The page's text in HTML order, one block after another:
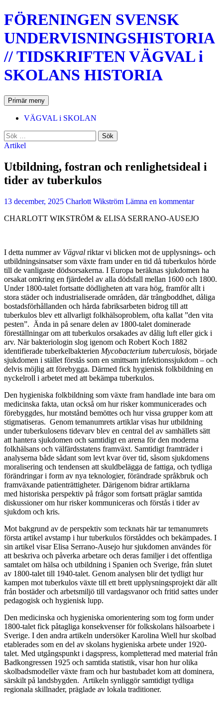
Hoppa
till
innehåll
FÖRENINGEN SVENSK
UNDERVISNINGSHISTORIA
// TIDSKRIFTEN VÄGVAL i
SKOLANS HISTORIA
SökPrimär meny
VÄGVAL i SKOLAN
Sök
efter:
Artikel
Utbildning, fostran och renlighetsideal i
tider av tuberkulos
13 december, 2025 Charlott Wikström Lämna en kommentar
CHARLOTT WIKSTRÖM & ELISA SERRANO-AUSEJO
I detta nummer av Vägval riktar vi blicken mot de upplysnings- och
utbildningsinsatser som växte fram under en tid då tuberkulos hörde
till de vanligaste dödsorsakerna. I Europa beräknas sjukdomen ha
orsakat omkring en fjärdedel av alla dödsfall mellan 1600 och 1800.
Under 1800-talet fortsatte dödligheten att vara hög, framför allt i
stora städer och industrialiserade områden, där trångboddhet, dåliga
bostadsförhållanden och hårda fabriksarbeten bidrog till att
tuberkulos blev ett allvarligt folkhälsoproblem, ofta kallat ”den vita
pesten”. Ända in på senare delen av 1800-talet dominerade
föreställningar om att tuberkulos orsakades av dålig luft eller gick i
arv. När bakteriologin slog igenom och Robert Koch 1882
identifierade tuberkelbakterien Mycobacterium tuberculosis, började
sjukdomen i stället förstås som en smittsam infektionssjukdom – och
delvis möjlig att förebygga. Därmed fick hygienisk folkbildning en
nyckelroll i arbetet med att bekämpa tuberkulos.
Den hygieniska folkbildning som växte fram handlade inte bara om
medicinska fakta, utan också om hur risker kommunicerades och
förebyggdes, hur motstånd bemöttes och hur vissa grupper kom att
stigmatiseras. Genom temanumrets artiklar visas hur utbildning
under tuberkulosens tidevarv blev en central del av samhällets sätt
att hantera sjukdomen och samtidigt en arena för den moderna
folkhälsans och välfärdsstatens framväxt. Samtidigt framträder i
analyserna både sådant som levt kvar över tid, såsom sjukdomens
moralisering och tendensen att skuldbelägga de fattiga, och tydliga
förändringar i form av nya teknologier, förändrade språkbruk och
framväxande patienträttigheter. Därigenom bidrar artiklarna
med historiska perspektiv på frågor som fortsatt präglar samtida
diskussioner om hur risker kommuniceras och förstås i tider av
sjukdom och kris.
Mot bakgrund av de perspektiv som tecknats här tar temanumrets
första artikel avstamp i hur tuberkulos förståddes och bekämpades. I
sin artikel visar Elisa Serrano-Ausejo hur sjukdomen användes för
att beskriva och påverka arbetare och deras familjer i det offentliga
samtalet om hälsa och utbildning i Spanien och Sverige, från slutet
av 1800-talet till 1940-talet. Genom analysen blir det tydligt hur
kampen mot tuberkulos växte till ett brett upplysningsprojekt där allt
från bostäder och arbetsmiljö till vardagsvanor och fritid sattes under
pedagogisk och hygienisk lupp.
Den medicinska och hygieniska omorientering som tog form under
1800-talet fick påtagliga konsekvenser för folkskolans hälsoarbete i
Sverige. I den andra artikeln undersöker Karolina Wiell hur skolbad
etablerades som en del av skolans hygieniska arbete under 1920-
talet. Med utgångspunkt i dagspress, kompletterad med material från
Badkongressen 1925 och samtida statistik, visar hon hur olika
skolbadsmodeller växte fram och hur bastubadet kom att dominera,
särskilt på landsbygden. Artikeln synliggör samtidigt tydliga
regionala skillnader, präglade av lokala traditioner.